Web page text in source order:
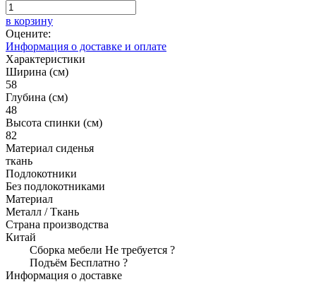
в корзину
Оцените:
Информация о доставке и оплате
Характеристики
Ширина (см)
58
Глубина (см)
48
Высота спинки (см)
82
Материал сиденья
ткань
Подлокотники
Без подлокотниками
Материал
Металл / Ткань
Страна производства
Китай
Сборка мебели Не требуется ?
Подъём Бесплатно ?
Информация о доставке